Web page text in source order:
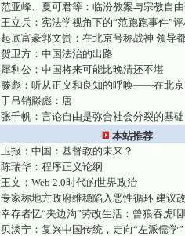
范亚峰、夏可君等：临汾教案与宗教自
王立兵：宪法学视角下的“范跑跑事件”
起底富豪郭文贵：在北京号称战神 领导
贺卫方：中国法治的出路
犀利公：中国将来可能比晚清还不堪
滕彪：听从正义和良知的呼唤——在北京
于吊销滕彪：唐
张千帆：言论自由是弥合社会分裂的基础
本站推荐
卫报：中国：基督教的未来？
陈瑞华：程序正义论纲
王文：Web 2.0时代的世界政治
专家称地方政府维稳陷入恶性循环 建议
幸存者忆“夹边沟”劳改生活：曾狼吞虎
贝淡宁：复兴中国传统，走向“左派儒学”